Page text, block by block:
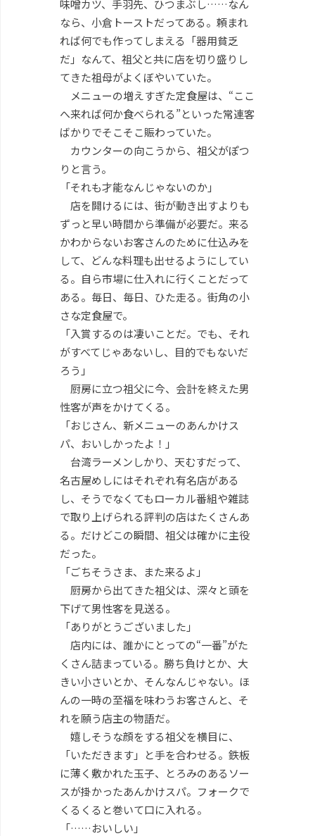
味噌カツ、手羽先、ひつまぶし……なん
なら、小倉トーストだってある。頼まれ
れば何でも作ってしまえる「器用貧乏
だ」なんて、祖父と共に店を切り盛りし
てきた祖母がよくぼやいていた。
メニューの増えすぎた定食屋は、“ここ
へ来れば何か食べられる”といった常連客
ばかりでそこそこ賑わっていた。
カウンターの向こうから、祖父がぽつ
りと言う。
「それも才能なんじゃないのか」
店を開けるには、街が動き出すよりも
ずっと早い時間から準備が必要だ。来る
かわからないお客さんのために仕込みを
して、どんな料理も出せるようにしてい
る。自ら市場に仕入れに行くことだって
ある。毎日、毎日、ひた走る。街角の小
さな定食屋で。
「入賞するのは凄いことだ。でも、それ
がすべてじゃあないし、目的でもないだ
ろう」
厨房に立つ祖父に今、会計を終えた男
性客が声をかけてくる。
「おじさん、新メニューのあんかけス
パ、おいしかったよ！」
台湾ラーメンしかり、天むすだって、
名古屋めしにはそれぞれ有名店がある
し、そうでなくてもローカル番組や雑誌
で取り上げられる評判の店はたくさんあ
る。だけどこの瞬間、祖父は確かに主役
だった。
「ごちそうさま、また来るよ」
厨房から出てきた祖父は、深々と頭を
下げて男性客を見送る。
「ありがとうございました」
店内には、誰かにとっての“一番”がた
くさん詰まっている。勝ち負けとか、大
きい小さいとか、そんなんじゃない。ほ
んの一時の至福を味わうお客さんと、そ
れを願う店主の物語だ。
嬉しそうな顔をする祖父を横目に、
「いただきます」と手を合わせる。鉄板
に薄く敷かれた玉子、とろみのあるソー
スが掛かったあんかけスパ。フォークで
くるくると巻いて口に入れる。
「……おいしい」